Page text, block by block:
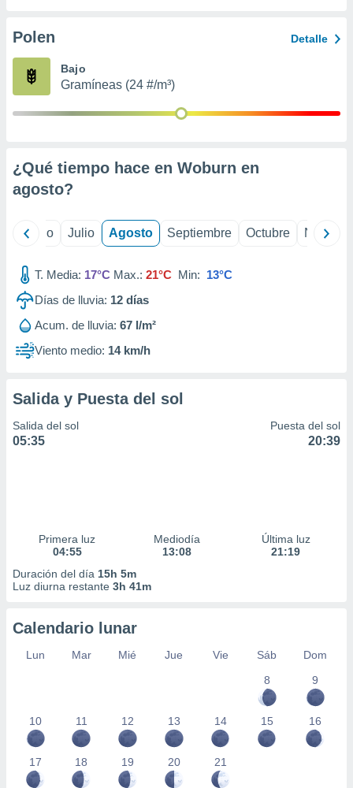
e
mediante
de
1199
Polen Detalle
Bajo
Gramíneas (24 #/m³)
¿Qué tiempo hace en Woburn en
agosto?
Junio Julio Agosto Septiembre Octubre
T. Media: 17°C Max.: 21°C Min: 13°C
Días de lluvia: 12 días
Acum. de lluvia: 67 l/m²
Viento medio: 14 km/h
Salida y Puesta del sol
Salida del sol
05:35
Puesta del sol
20:39
Primera luz
04:55
Mediodía
13:08
Última luz
21:19
Duración del día 15h 5m
Luz diurna restante 3h 41m
Calendario lunar
Lun Mar Mié Jue Vie Sáb
Dom
8
9
10 11 12 13 14 15 16
17 18 19 20 21